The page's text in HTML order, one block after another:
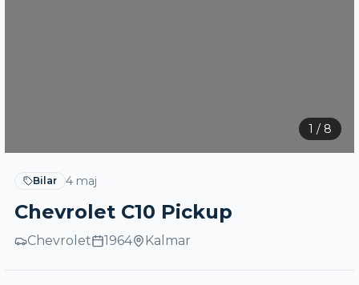
1 / 8
Bilar 4 maj
Chevrolet C10 Pickup
Chevrolet 1964 Kalmar